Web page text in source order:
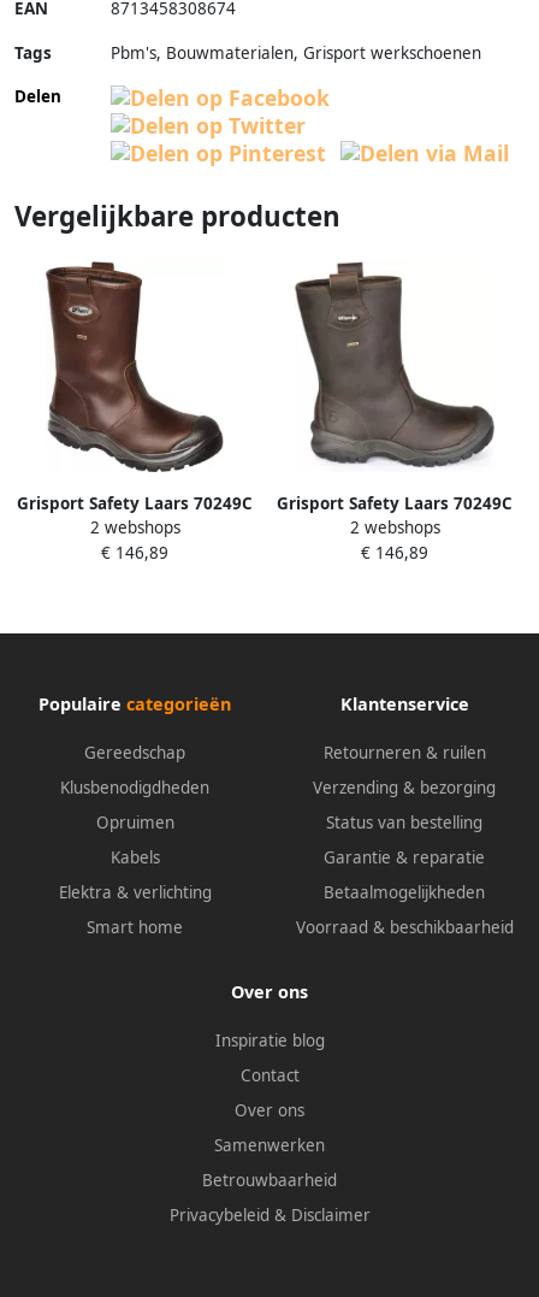
EAN 8713458308674
Tags
Pbm's, Bouwmaterialen, Grisport werkschoenen
Delen
Vergelijkbare producten
Grisport Safety Laars 70249C
33255 S3 Sympatex Bruin
11.049.016.45
2 webshops
€ 146,89
Grisport Safety Laars 70249C
33255 S3 Sympatex Bruin
11.049.016.44
2 webshops
€ 146,89
Populaire categorieën
Gereedschap
Klusbenodigdheden
Opruimen
Kabels
Elektra & verlichting
Smart home
Klantenservice
Retourneren & ruilen
Verzending & bezorging
Status van bestelling
Garantie & reparatie
Betaalmogelijkheden
Voorraad & beschikbaarheid
Over ons
Inspiratie blog
Contact
Over ons
Samenwerken
Betrouwbaarheid
Privacybeleid & Disclaimer